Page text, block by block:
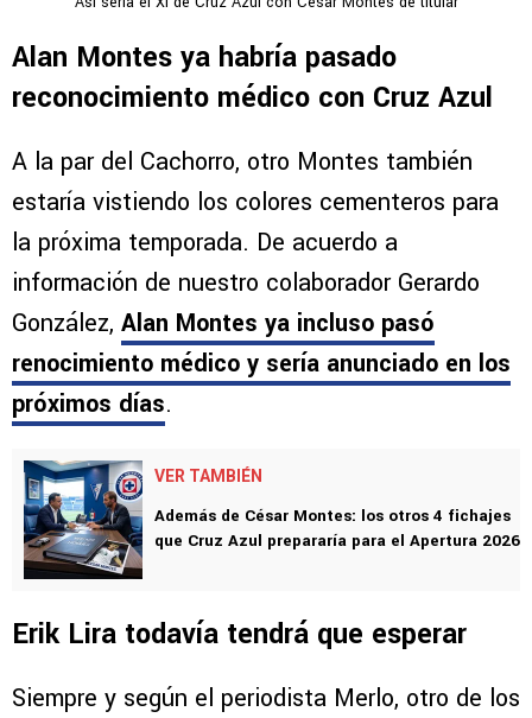
Alan Montes ya habría pasado
reconocimiento médico con Cruz Azul
A la par del Cachorro, otro Montes también
estaría vistiendo los colores cementeros para
la próxima temporada. De acuerdo a
información de nuestro colaborador Gerardo
González, Alan Montes ya incluso pasó
renocimiento médico y sería anunciado en los
próximos días.
VER TAMBIÉN
Además de César Montes: los otros 4 fichajes
que Cruz Azul prepararía para el Apertura 2026
Erik Lira todavía tendrá que esperar
Siempre y según el periodista Merlo, otro de los